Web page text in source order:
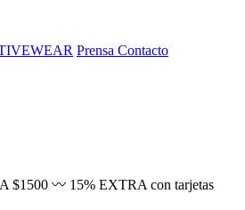
Prensa Contacto
〰 15% EXTRA con tarjetas